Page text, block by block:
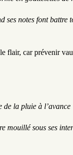
ses notes font battre
flair, car prévenir
de la pluie à l’avance
mouillé sous ses